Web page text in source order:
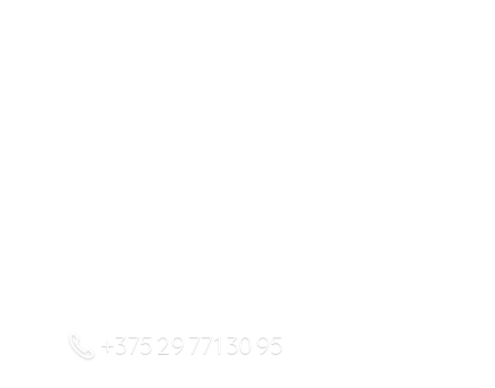
+375 29 771 30 95